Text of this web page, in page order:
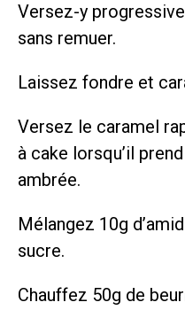
Versez-y
sans remuer.
Laissez fondre et
Versez le caramel
à cake lorsqu’il
ambrée.
Mélangez 10g
sucre.
Chauffez 50g de